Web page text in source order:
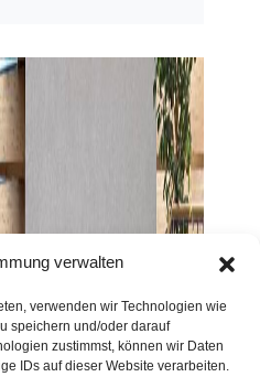
verwalten
verwenden wir Technologien wie
speichern und/oder darauf
zustimmst, können wir Daten
IDs auf dieser Website verarbeiten.